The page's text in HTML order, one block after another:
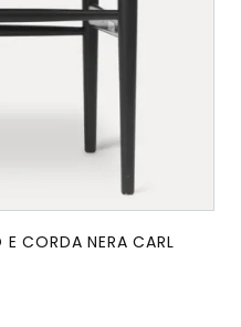
E CORDA NERA CARL